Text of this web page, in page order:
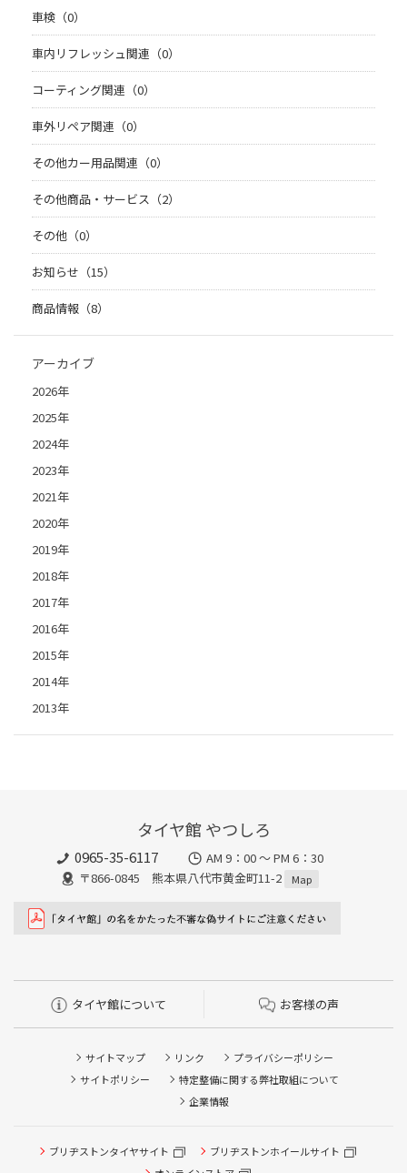
車検（0）
車内リフレッシュ関連（0）
コーティング関連（0）
車外リペア関連（0）
その他カー用品関連（0）
その他商品・サービス（2）
その他（0）
お知らせ（15）
商品情報（8）
アーカイブ
2026年
2025年
2024年
2023年
2021年
2020年
2019年
2018年
2017年
2016年
2015年
2014年
2013年
タイヤ館 やつしろ
0965-35-6117
AM 9：00 ～ PM 6：30
〒866-0845 熊本県八代市黄金町11-2
Map
タイヤ館について お客様の声
サイトマップ リンク
プライバシーポリシー
サイトポリシー
特定整備に関する弊社取組について
企業情報
ブリヂストンタイヤサイト
ブリヂストンホイールサイト